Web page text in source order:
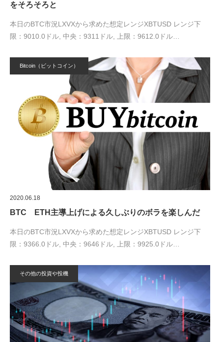
をそろそろと
本日のBTC市況LXVXから求めた想定レンジXBTUSD レンジ下
限：9010.0ドル, 中央：9311ドル, 上限：9612.0ドル…
Bitcoin（ビットコイン）
2020.06.18
BTC ETH主導上げによる久しぶりのボラを楽しんだ
本日のBTC市況LXVXから求めた想定レンジXBTUSD レンジ下
限：9366.0ドル, 中央：9646ドル, 上限：9925.0ドル…
その他の投資や投機